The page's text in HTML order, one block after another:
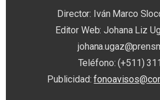
Director: Iván Marco
Editor Web: Johana Liz
Teléfono: (+511)
Publicidad: